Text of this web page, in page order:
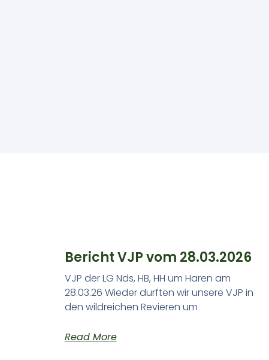
Bericht VJP vom 28.03.2026
VJP der LG Nds, HB, HH um Haren am
28.03.26 Wieder durften wir unsere VJP in
den wildreichen Revieren um
Read More